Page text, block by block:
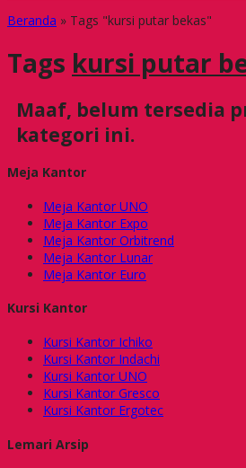
Beranda » Tags "kursi putar bekas"
Tags kursi putar
Maaf, belum tersedia
kategori ini.
Meja Kantor
Meja Kantor UNO
Meja Kantor Expo
Meja Kantor Orbitrend
Meja Kantor Lunar
Meja Kantor Euro
Kursi Kantor
Kursi Kantor Ichiko
Kursi Kantor Indachi
Kursi Kantor UNO
Kursi Kantor Gresco
Kursi Kantor Ergotec
Lemari Arsip